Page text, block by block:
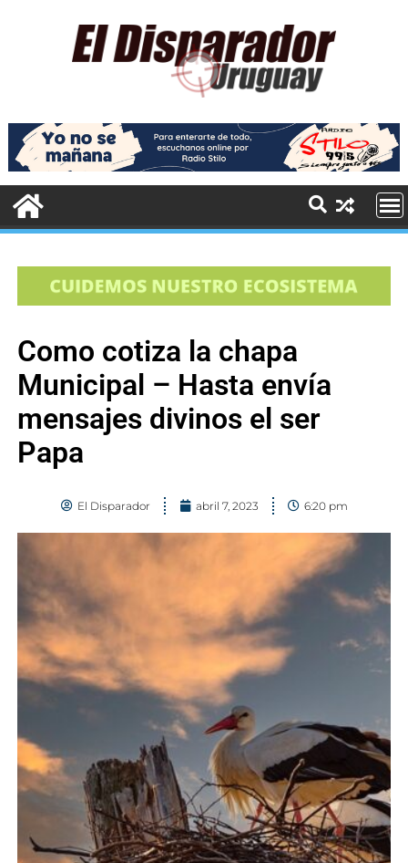
Como cotiza la chapa
Municipal – Hasta envía
mensajes divinos el ser
Papa
El Disparador abril 7, 2023 6:20 pm